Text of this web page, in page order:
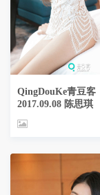
QingDouKe青豆客
2017.09.08 陈思琪